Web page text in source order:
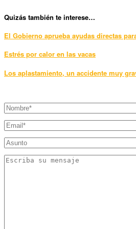
Quizás también te interese…
El Gobierno aprueba ayudas directas
Estrés por calor en las vacas
Los aplastamiento, un accidente muy